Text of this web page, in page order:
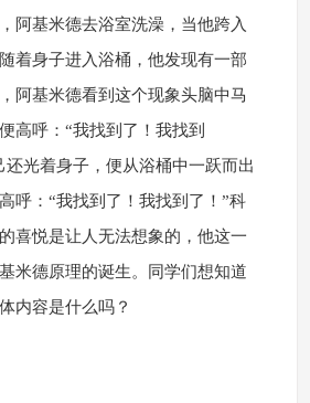
阿基米德去浴室洗澡，当他跨入
着身子进入浴桶，他发现有一部
阿基米德看到这个现象头脑中马
高呼：“我找到了！我找到
还光着身子，便从浴桶中一跃而出
呼：“我找到了！我找到了！”科
喜悦是让人无法想象的，他这一
米德原理的诞生。同学们想知道
内容是什么吗？